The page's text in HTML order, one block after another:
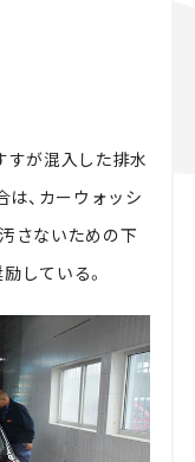
すが混入した排水
は、カーウォッシ
さないための下
している。